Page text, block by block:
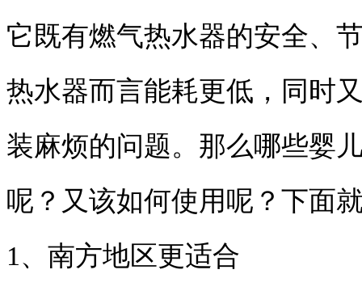
它既有燃气热水器的安全、
热水器而言能耗更低，同时
装麻烦的问题。那么哪些婴
呢？又该如何使用呢？下面
1、南方地区更适合